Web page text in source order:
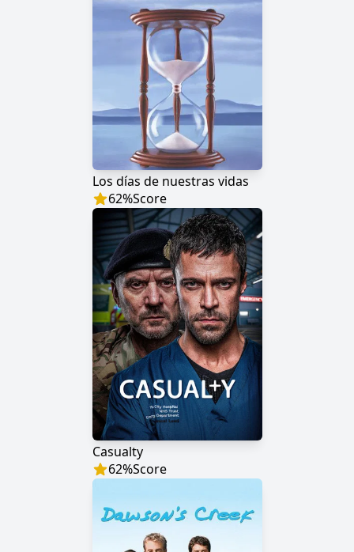
Los días de nuestras vidas
62%Score
Casualty
62%Score